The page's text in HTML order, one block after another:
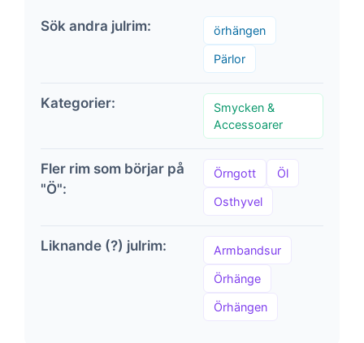
Sök andra julrim: örhängen
Pärlor
Kategorier:
Smycken &
Accessoarer
Fler rim som börjar på
"Ö":
Örngott Öl
Osthyvel
Liknande (?) julrim: Armbandsur
Örhänge
Örhängen